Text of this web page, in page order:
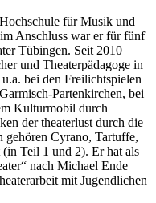
für Musik und
Anschluss war er für fünf
Tübingen. Seit 2010
und Theaterpädagoge in
bei den Freilichtspielen
Partenkirchen, bei
Kulturmobil durch
der theaterlust durch die
Cyrano, Tartuffe,
Teil 1 und 2). Er hat als
nach Michael Ende
mit Jugendlichen